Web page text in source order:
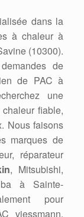
dans la
à chaleur à
(10300).
de
de PAC à
une
fiable,
Nous faisons
marques de
réparateur
, Mitsubishi,
à Sainte-
pour
viessmann,